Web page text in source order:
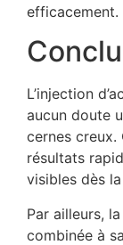
efficacement.
L’injection
aucun doute
cernes
résultats
visibles dès
Par ailleurs,
combinée à